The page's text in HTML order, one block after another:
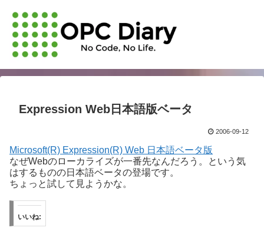
Expression Web日本語版ベータ
2006-09-12
Microsoft(R) Expression(R) Web 日本語ベータ版
なぜWebのローカライズが一番先なんだろう。という気
はするものの日本語ベータの登場です。
ちょっと試して見ようかな。
いいね: